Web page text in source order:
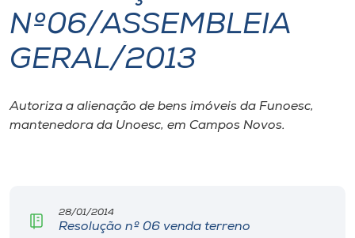
I.nova
Cultura
Biblioteca
Nº06/ASSEMBLEIA
GERAL/2013
Autoriza a alienação de bens imóveis da Funoesc,
mantenedora da Unoesc, em Campos Novos.
28/01/2014
Resolução nº 06 venda terreno